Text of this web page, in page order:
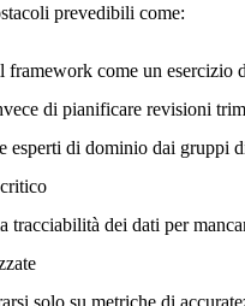
prevedibili come:
framework come un esercizio
di pianificare revisioni
esperti di dominio dai gruppi
tracciabilità dei dati per
solo su metriche di